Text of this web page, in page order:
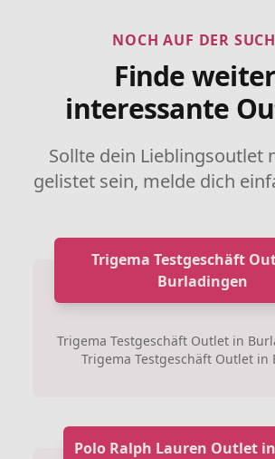
NOCH AUF DER
Finde
interessante
Sollte dein Lieblingsoutlet
gelistet sein, melde dich
Trigema Testgeschäft
Burladingen
Trigema Testgeschäft Outlet in
Trigema Testgeschäft Outlet in
Polo Ralph Lauren Outlet